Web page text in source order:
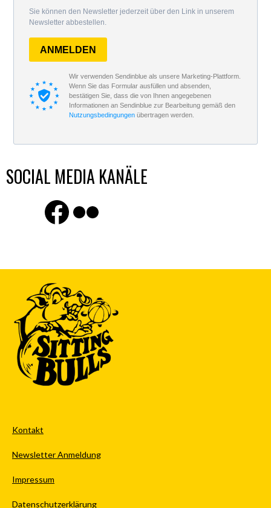
Sie können den Newsletter jederzeit über den Link in unserem
Newsletter abbestellen.
ANMELDEN
Wir verwenden Sendinblue als unsere Marketing-Plattform.
Wenn Sie das Formular ausfüllen und absenden,
bestätigen Sie, dass die von Ihnen angegebenen
Informationen an Sendinblue zur Bearbeitung gemäß den
Nutzungsbedingungenübertragen werden.
SOCIAL MEDIA KANÄLE
Finde uns auf Facebook
Flickr
Kontakt
Newsletter Anmeldung
Impressum
Datenschutzerklärung